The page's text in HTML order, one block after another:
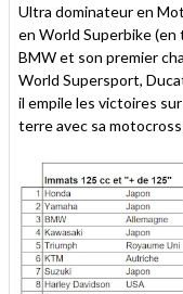
Ultra dominateur en
en World Superbike
BMW et son premier
World Supersport,
il empile les victoires
terre avec sa motocross